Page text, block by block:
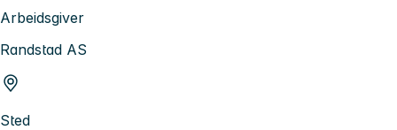
Arbeidsgiver
Randstad AS
Sted